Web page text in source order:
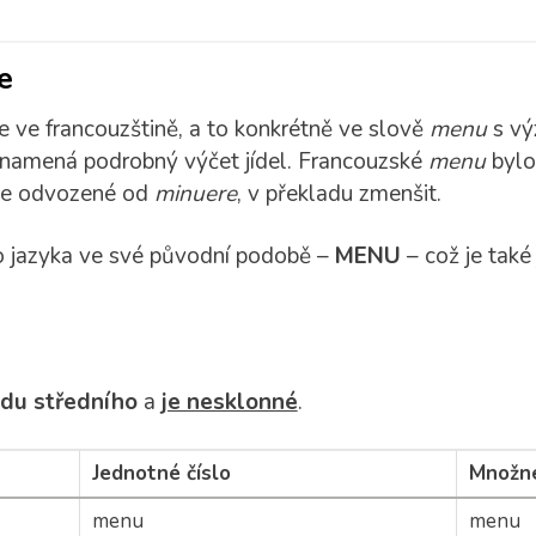
ve francouzštině, a to konkrétně ve slově menus
podrobný výčet jídel. Francouzské menubylo
odvozené od minuere, v překladu zmenšit.
ve své původní podobě – MENU – což je
středního a je nesklonné.
Jednotné číslo
menu
menu